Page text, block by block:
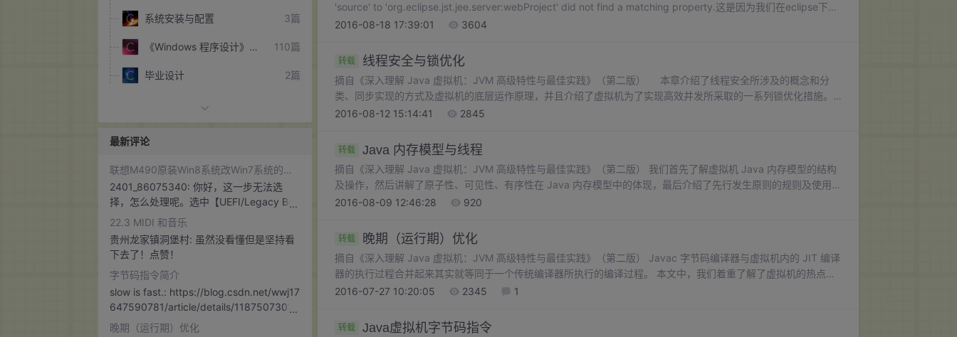
'source' to 'org.eclipse.jst.jee.server:webProject' did not find a matching property.这是因为我们在eclipse下，
通
2016-08-18 17:39:01 3604
转载 线程安全与锁优化
摘自《深入理解 Java 虚拟机：JVM 高级特性与最佳实践》（第二版） 本章介绍了线程安全所涉及的概念和分
类、同步实现的方式及虚拟机的底层运作原理，并且介绍了虚拟机为了实现高效并发所采取的一系列锁优化措施。
许多资深的程序员都说过，能够写出高伸缩性的并发程序是一门艺术，而了解并发在系统底层是如何实现的，则是
2016-08-12 15:14:41 2845
转载 Java 内存模型与线程
摘自《深入理解 Java 虚拟机：JVM 高级特性与最佳实践》（第二版） 我们首先了解虚拟机 Java 内存模型的结构
及操作，然后讲解了原子性、可见性、有序性在 Java 内存模型中的体现，最后介绍了先行发生原则的规则及使用。
另外，我们还了解了线程在 Java 语言之中是如何实现的。
2016-08-09 12:46:28 920
转载 晚期（运行期）优化
摘自《深入理解 Java 虚拟机：JVM 高级特性与最佳实践》（第二版） Javac 字节码编译器与虚拟机内的 JIT 编译
器的执行过程合并起来其实就等同于一个传统编译器所执行的编译过程。 本文中，我们着重了解了虚拟机的热点探
测方法、HotSpot的即时编译器、编译触发条件，以及如何从虚拟机外部观察和分析 JIT 编译的数据和结果，还选
帮我们处理的，哪些代码需要自己调节以
2016-07-27 10:20:05 2345 1
转载 Java虚拟机字节码指令
系统安装与配置 3篇
《Windows 程序设计》学习之旅 110篇
毕业设计 2篇
枚哥文集 35篇
《cocos2d-x》学习笔记
《Android》学习笔记 28篇
版本控制工具
《深入理解 Java 虚拟机》 14篇
bug总结
最新评论
联想M490原装Win8系统改Win7系统的血泪史
2401_86075340: 你好，这一步无法选
择，怎么处理呢。选中【UEFI/Legacy Boo
t】，把默认的【UEFI Only】修改为【Leg
acy Only】
22.3 MIDI 和音乐
贵州龙家镇洞堡村: 虽然没看懂但是坚持看
下去了！点赞！
字节码指令简介
slow is fast.: https://blog.csdn.net/wwj17
647590781/article/details/118750730?s
pm=1001.2014.3001.5501 这是我总结关
晚期（运行期）优化